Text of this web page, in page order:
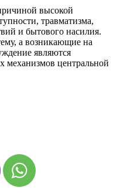
высокой
травматизма,
и бытового насилия.
а возникающие на
являются
механизмов центральной